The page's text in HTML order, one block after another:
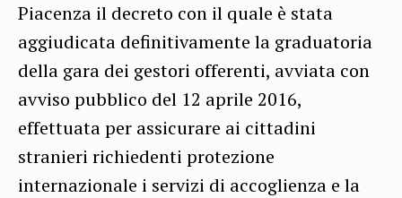
Piacenza il decreto con il quale è stata
aggiudicata definitivamente la graduatoria
della gara dei gestori offerenti, avviata con
avviso pubblico del 12 aprile 2016,
effettuata per assicurare ai cittadini
stranieri richiedenti protezione
internazionale i servizi di accoglienza e la